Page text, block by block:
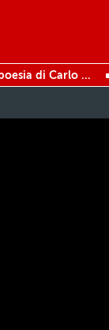
Inizio - "Oratorio per la Resurrezione di nostro Signore Ges? Cristo", poesia di Carlo Sigismondo Capece